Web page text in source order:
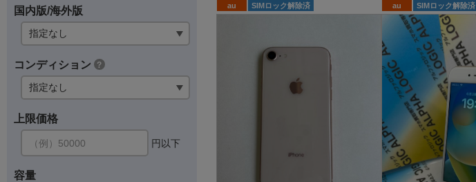
国内版/海外版
コンディション ?
上限価格
円以下
容量
au SIMロック解除済 au SIMロック解除済